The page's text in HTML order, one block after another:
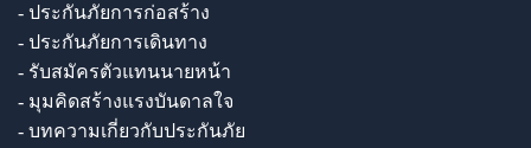
- ประกันภัยการก่อสร้าง
- ประกันภัยการเดินทาง
- รับสมัครตัวแทนนายหน้า
- มุมคิดสร้างแรงบันดาลใจ
- บทความเกี่ยวกับประกันภัย